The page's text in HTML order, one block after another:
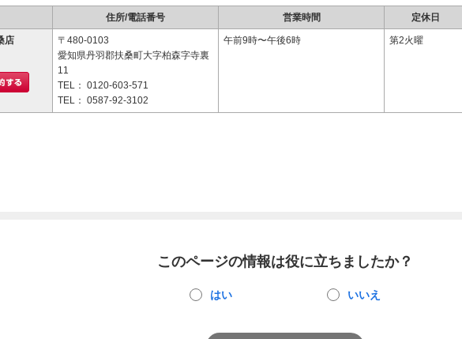
住所/電話番号 営業時間 定休日
店
〒480-0103
愛知県丹羽郡扶桑町大字柏森字寺裏
11
TEL： 0120-603-571
TEL： 0587-92-3102
午前9時〜午後6時 第2火曜
このページの情報は役に立ちましたか？
はい いいえ